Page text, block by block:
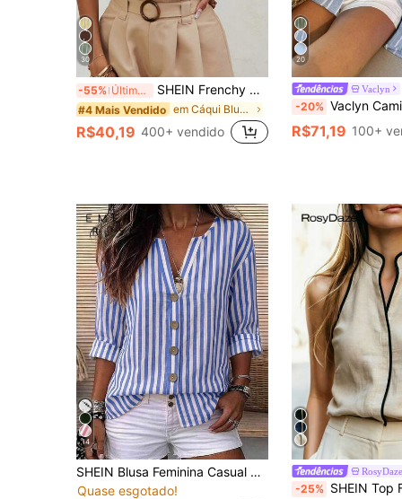
30
-55% Últimos 3 dias SHEIN Frenchy Camisa Listrada de Manga Curta Tipo Morcego, Blusas de Manga Curta
#4 Mais Vendido em Cáqui Blusas de escritório macias
R$40,19 400+ vendido
20
Vaclyn
-20% Vaclyn Camisa Casual Feminina Listrada com
R$71,19 100+
14
SHEIN Blusa Feminina Casual de Verão para Escritório, Tecida com Listras, Uso Diário
Quase esgotado!
RosyDaze
-25% SHEIN Top Feminina de Linho Estilo Francês Chic com Decote Halter, Sem Mangas,